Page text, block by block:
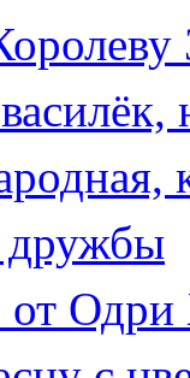
дружбы
Одри